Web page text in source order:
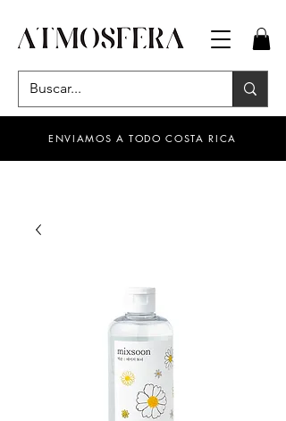
ENVIAMOS A TODO COSTA RICA